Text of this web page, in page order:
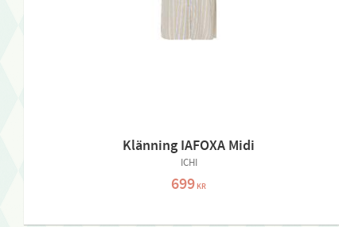
Klänning IAFOXA Midi
ICHI
699KR